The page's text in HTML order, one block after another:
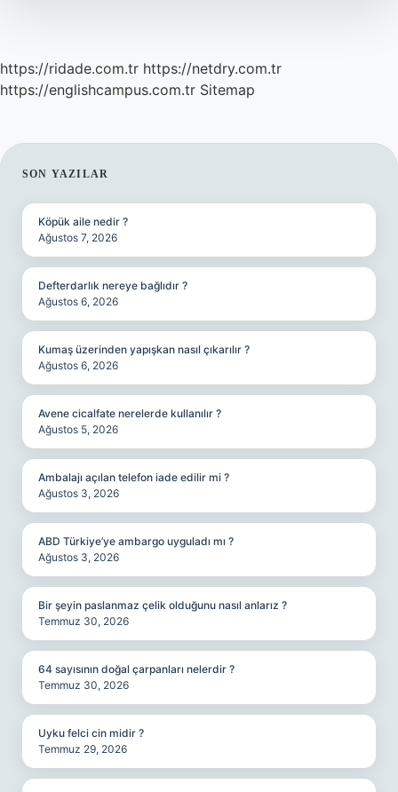
https://ridade.com.tr https://netdry.com.tr
https://englishcampus.com.tr Sitemap
SIDEBAR
SON YAZILAR
Köpük aile nedir ?
Ağustos 7, 2026
Defterdarlık nereye bağlıdır ?
Ağustos 6, 2026
Kumaş üzerinden yapışkan nasıl çıkarılır ?
Ağustos 6, 2026
Avene cicalfate nerelerde kullanılır ?
Ağustos 5, 2026
Ambalajı açılan telefon iade edilir mi ?
Ağustos 3, 2026
ABD Türkiye’ye ambargo uyguladı mı ?
Ağustos 3, 2026
Bir şeyin paslanmaz çelik olduğunu nasıl anlarız ?
Temmuz 30, 2026
64 sayısının doğal çarpanları nelerdir ?
Temmuz 30, 2026
Uyku felci cin midir ?
Temmuz 29, 2026